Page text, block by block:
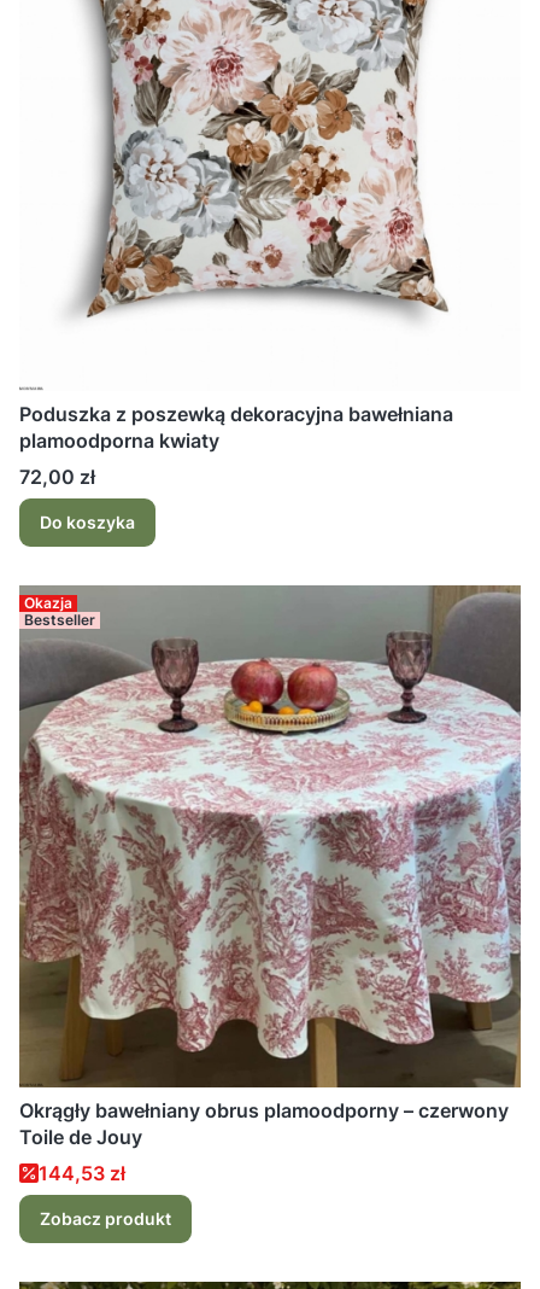
Poduszka z poszewką dekoracyjna bawełniana
plamoodporna kwiaty
Cena
72,00 zł
Do koszyka
Okazja
Bestseller
Okrągły bawełniany obrus plamoodporny – czerwony
Toile de Jouy
Cena promocyjna
144,53 zł
Zobacz produkt